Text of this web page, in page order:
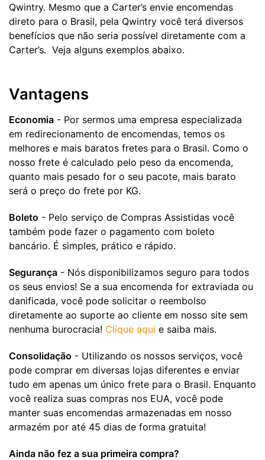
Qwintry. Mesmo que a Carter’s envie encomendas
direto para o Brasil, pela Qwintry você terá diversos
benefícios que não seria possível diretamente com a
Carter’s. Veja alguns exemplos abaixo.
Vantagens
Economia - Por sermos uma empresa especializada
em redirecionamento de encomendas, temos os
melhores e mais baratos fretes para o Brasil. Como o
nosso frete é calculado pelo peso da encomenda,
quanto mais pesado for o seu pacote, mais barato
será o preço do frete por KG.
Boleto - Pelo serviço de Compras Assistidas você
também pode fazer o pagamento com boleto
bancário. É simples, prático e rápido.
Segurança - Nós disponibilizamos seguro para todos
os seus envios! Se a sua encomenda for extraviada ou
danificada, você pode solicitar o reembolso
diretamente ao suporte ao cliente em nosso site sem
nenhuma burocracia! Clique aqui e saiba mais.
Consolidação - Utilizando os nossos serviços, você
pode comprar em diversas lojas diferentes e enviar
tudo em apenas um único frete para o Brasil. Enquanto
você realiza suas compras nos EUA, você pode
manter suas encomendas armazenadas em nosso
armazém por até 45 dias de forma gratuita!
Ainda não fez a sua primeira compra?